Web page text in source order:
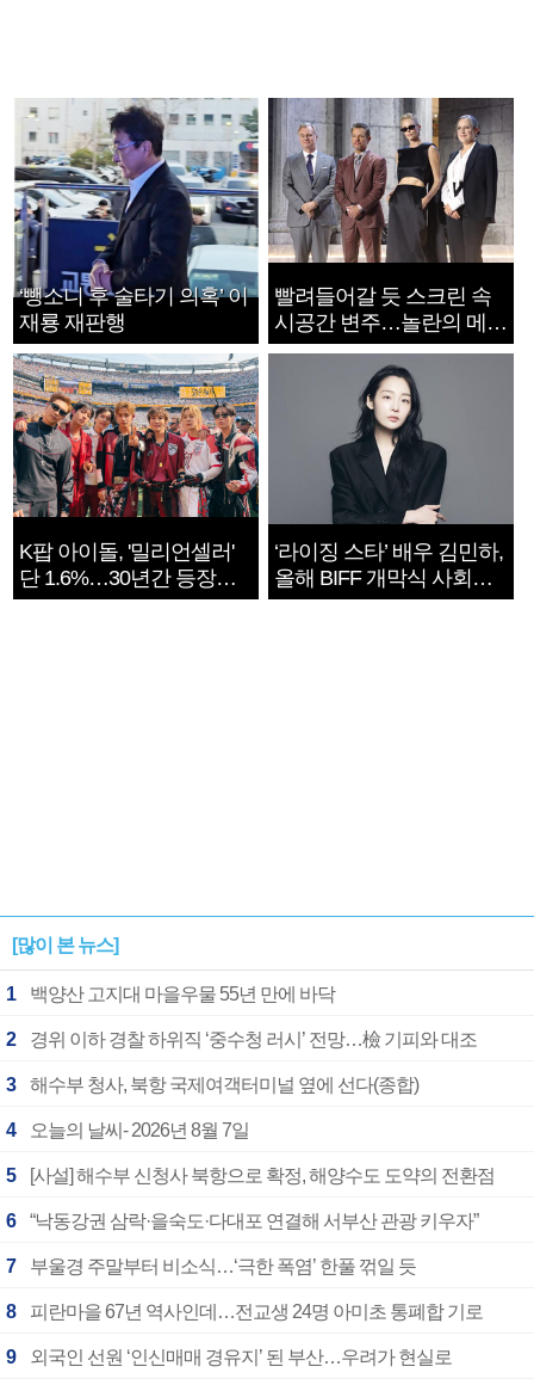
‘뺑소니 후 술타기 의혹’ 이
재룡 재판행
빨려들어갈 듯 스크린 속
시공간 변주…놀란의 메시
지는 ‘전쟁 속죄’
K팝 아이돌, '밀리언셀러'
단 1.6%…30년간 등장
1182개팀 전수조사
‘라이징 스타’ 배우 김민하,
올해 BIFF 개막식 사회자
확정
[많이 본 뉴스]
1 백양산 고지대 마을우물 55년 만에 바닥
2 경위 이하 경찰 하위직 ‘중수청 러시’ 전망…檢 기피와 대조
3 해수부 청사, 북항 국제여객터미널 옆에 선다(종합)
4 오늘의 날씨- 2026년 8월 7일
5 [사설] 해수부 신청사 북항으로 확정, 해양수도 도약의 전환점
6 “낙동강권 삼락·을숙도·다대포 연결해 서부산 관광 키우자”
7 부울경 주말부터 비소식…‘극한 폭염’ 한풀 꺾일 듯
8 피란마을 67년 역사인데…전교생 24명 아미초 통폐합 기로
9 외국인 선원 ‘인신매매 경유지’ 된 부산…우려가 현실로